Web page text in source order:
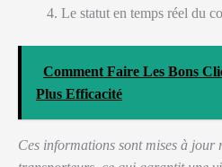
Le statut en temps réel du
Comment Faire Les Bons
Plus Efficacité
Ces informations sont mises à jour